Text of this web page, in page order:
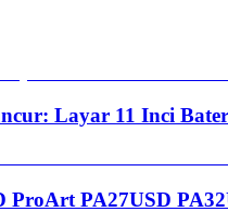
Layar 11 Inci
PA27USD